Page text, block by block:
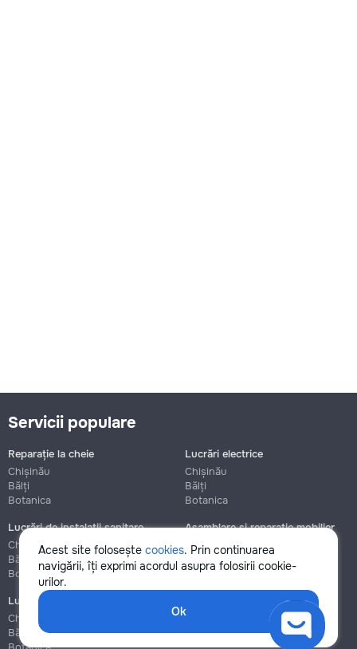
Acest site folosește cookies. Prin continuarea
navigării, îți exprimi acordul asupra folosirii cookie-
urilor.
Ok
Servicii populare
Reparație la cheie
Chișinău
Bălți
Botanica
Lucrări electrice
Chișinău
Bălți
Botanica
Lucrări de instalații sanitare
Chișinău
Bălți
Botanica
Asamblare și reparație mobilier
Chișinău
Botanica
Lucrări de construcție și instalare
Chișinău
Bălți